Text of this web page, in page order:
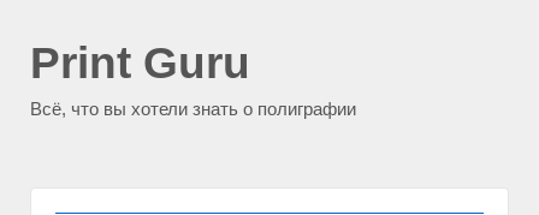
Print Guru
Всё, что вы хотели знать о полиграфии